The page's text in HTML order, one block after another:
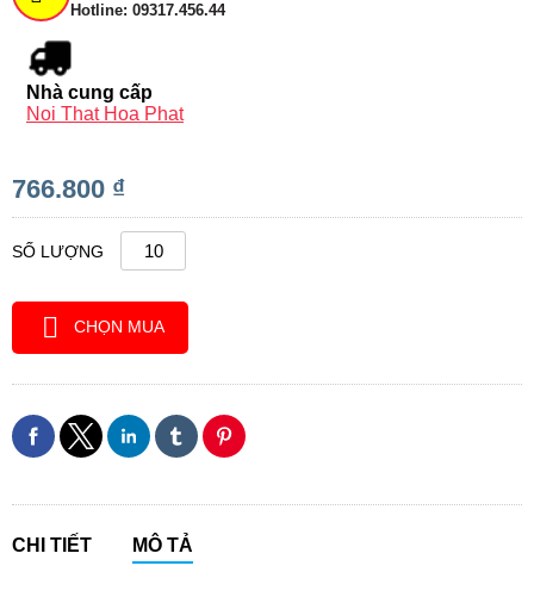
Hotline: 09317.456.44
Nhà cung cấp
Noi That Hoa Phat
766.800 ₫
SỐ LƯỢNG
CHỌN MUA
CHI TIẾT MÔ TẢ